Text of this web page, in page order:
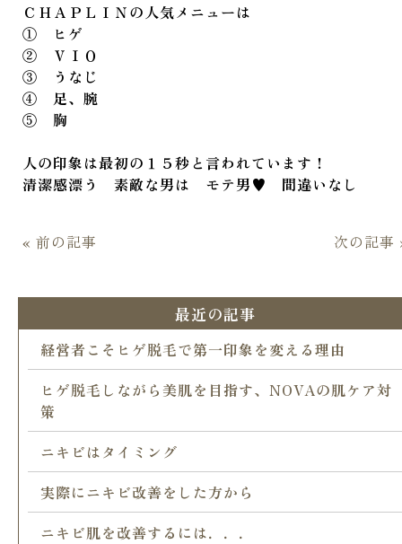
ＣＨＡＰＬＩＮの人気メニューは
① ヒゲ
② ＶＩＯ
③ うなじ
④ 足、腕
⑤ 胸
人の印象は最初の１５秒と言われています！
清潔感漂う 素敵な男は モテ男♥ 間違いなし
« 前の記事 次の記事
最近の記事
経営者こそヒゲ脱毛で第一印象を変える理由
ヒゲ脱毛しながら美肌を目指す、NOVAの肌ケア対
策
ニキビはタイミング
実際にニキビ改善をした方から
ニキビ肌を改善するには．．．